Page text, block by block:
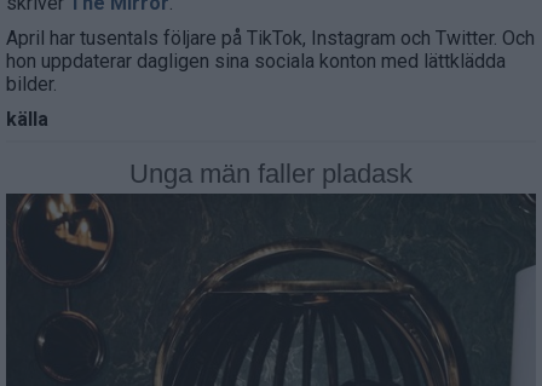
April har tusentals följare på TikTok, Instagram och Twitter. Och
hon uppdaterar dagligen sina sociala konton med lättklädda
bilder.
källa
Unga män faller pladask